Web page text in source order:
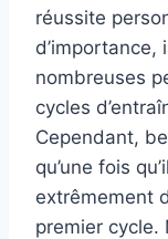
réussite
d’importance,
nombreuses
cycles
Cependant,
qu’une fois
extrêmement
premier cycle.